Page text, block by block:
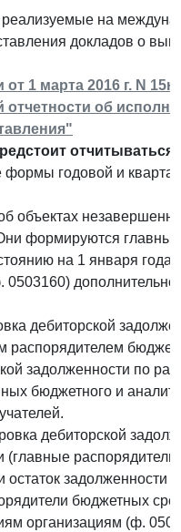
на
докладов о
1 марта 2016 г. N
об
годовой и
объектах
формируются
на 1 января
0503160)
дебиторской
распорядителем
задолженности по
бюджетного и
дебиторской
(главные
остаток
бюджетных
организациям (ф.